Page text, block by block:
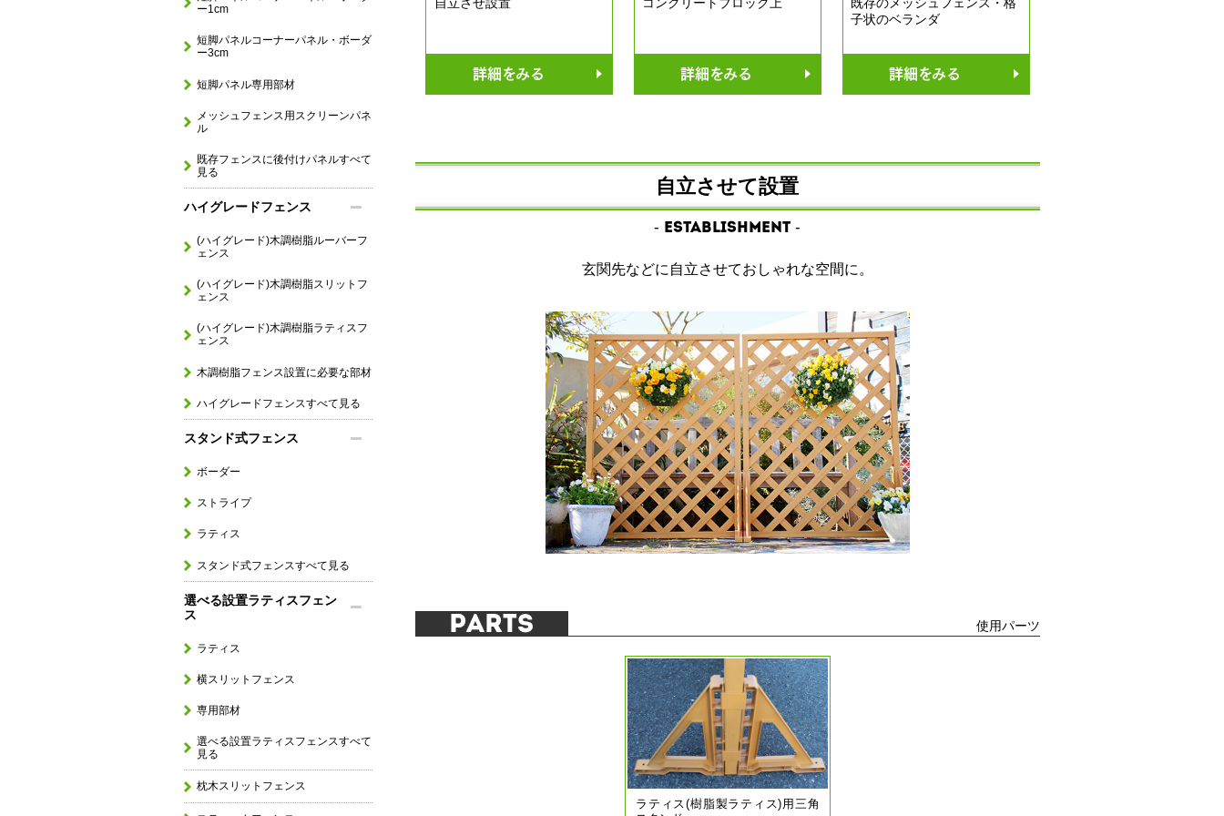
ー1cm
短脚パネルコーナーパネル・ボーダ
ー3cm
短脚パネル専用部材
メッシュフェンス用スクリーンパネ
ル
既存フェンスに後付けパネルすべて
見る
ハイグレードフェンス
(ハイグレード)木調樹脂ルーバーフ
ェンス
(ハイグレード)木調樹脂スリットフ
ェンス
(ハイグレード)木調樹脂ラティスフ
ェンス
木調樹脂フェンス設置に必要な部材
ハイグレードフェンスすべて見る
スタンド式フェンス
ボーダー
ストライプ
ラティス
スタンド式フェンスすべて見る
選べる設置ラティスフェン
ス
ラティス
横スリットフェンス
専用部材
選べる設置ラティスフェンスすべて
見る
枕木スリットフェンス
詳細をみる 詳細をみる
子状のベランダ
詳細をみる
自立させて設置
- Establishment -
玄関先などに自立させておしゃれな空間に。
Parts 使用パーツ
ラティス(樹脂製ラティス)用三角